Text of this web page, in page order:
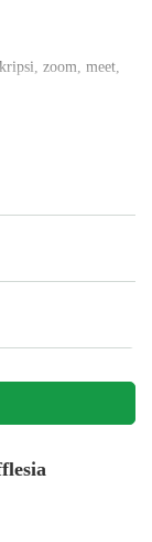
zoom, meet,